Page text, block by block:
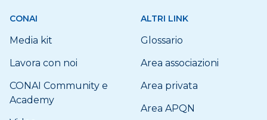
CONAI
Media kit
Lavora con noi
CONAI Community e
Academy
ALTRI LINK
Glossario
Area associazioni
Area privata
Area APQN